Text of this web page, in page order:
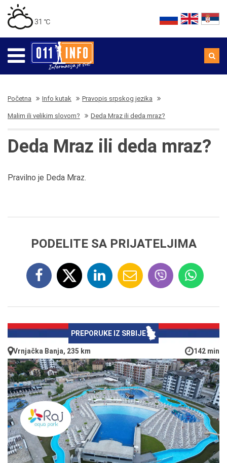
31 ℃
Početna Info kutak Pravopis srpskog jezika
Malim ili velikim slovom? Deda Mraz ili deda mraz?
Deda Mraz ili deda mraz?
Pravilno je Deda Mraz.
PODELITE SA PRIJATELJIMA
PREPORUKE IZ SRBIJE
Vrnjačka Banja, 235 km 142 min